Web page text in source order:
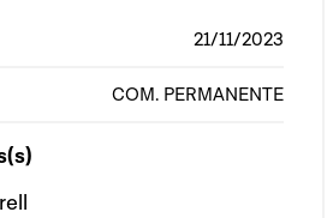
21/11/2023
COM. PERMANENTE